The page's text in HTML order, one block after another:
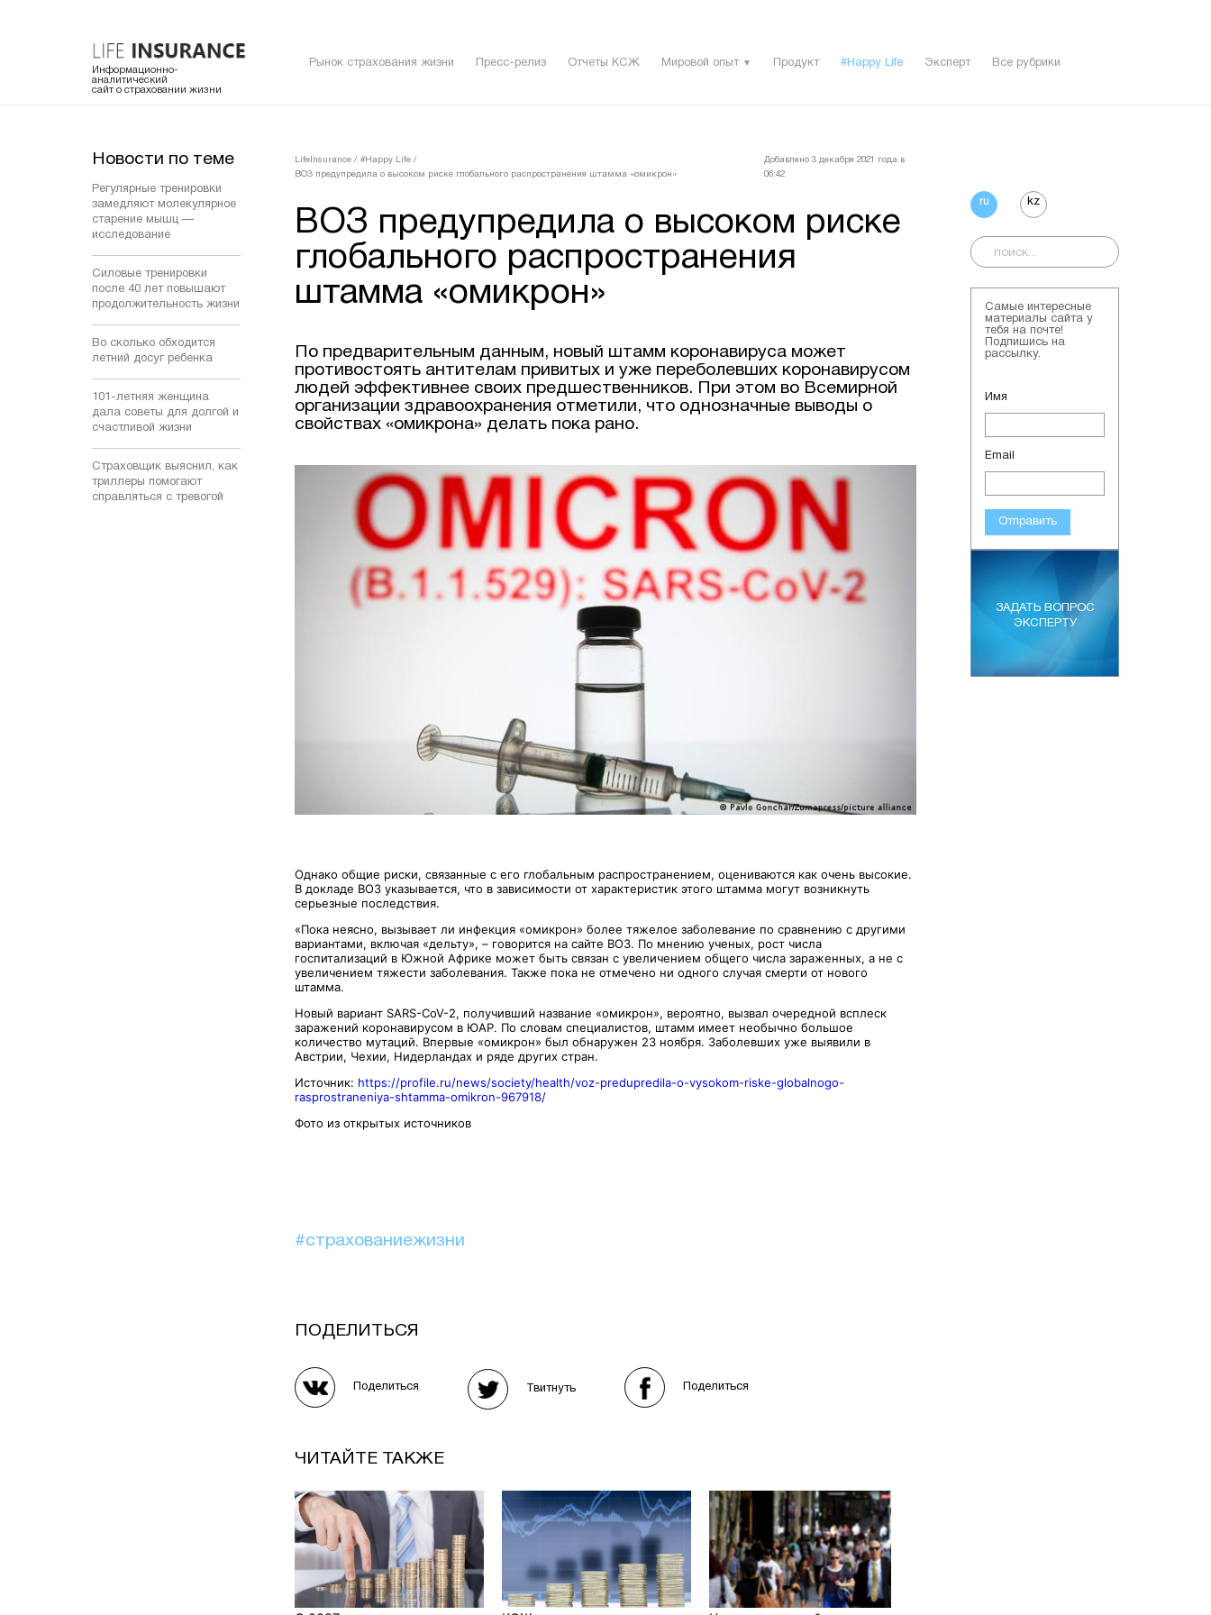
Информационно-
аналитический
сайт о страховании жизни
Рынок страхования жизни Пресс-релиз Отчеты КСЖ Мировой опыт ▼ Продукт #Happy Life Эксперт Все рубрики
Новости по теме
Регулярные тренировки
замедляют молекулярное
старение мышц —
исследование
Силовые тренировки
после 40 лет повышают
продолжительность жизни
Во сколько обходится
летний досуг ребенка
101-летняя женщина
дала советы для долгой и
счастливой жизни
Страховщик выяснил, как
триллеры помогают
справляться с тревогой
LifeInsurance / #Happy Life /
ВОЗ предупредила о высоком риске глобального распространения штамма «омикрон»
Добавлено 3 декабря 2021 года в
06:42
ВОЗ предупредила о высоком риске
глобального распространения
штамма «омикрон»
По предварительным данным, новый штамм коронавируса может
противостоять антителам привитых и уже переболевших коронавирусом
людей эффективнее своих предшественников. При этом во Всемирной
организации здравоохранения отметили, что однозначные выводы о
свойствах «омикрона» делать пока рано.
Однако общие риски, связанные с его глобальным распространением, оцениваются как очень высокие.
В докладе ВОЗ указывается, что в зависимости от характеристик этого штамма могут возникнуть
серьезные последствия.
«Пока неясно, вызывает ли инфекция «омикрон» более тяжелое заболевание по сравнению с другими
вариантами, включая «дельту», – говорится на сайте ВОЗ. По мнению ученых, рост числа
госпитализаций в Южной Африке может быть связан с увеличением общего числа зараженных, а не с
увеличением тяжести заболевания. Также пока не отмечено ни одного случая смерти от нового
штамма.
Новый вариант SARS-CoV-2, получивший название «омикрон», вероятно, вызвал очередной всплеск
заражений коронавирусом в ЮАР. По словам специалистов, штамм имеет необычно большое
количество мутаций. Впервые «омикрон» был обнаружен 23 ноября. Заболевших уже выявили в
Австрии, Чехии, Нидерландах и ряде других стран.
Источник: https://profile.ru/news/society/health/voz-predupredila-o-vysokom-riske-globalnogo-
rasprostraneniya-shtamma-omikron-967918/
Фото из открытых источников
#страхованиежизни
ПОДЕЛИТЬСЯ
Поделиться Твитнуть Поделиться
ЧИТАЙТЕ ТАКЖЕ
ru kz
Самые интересные
материалы сайта у
тебя на почте!
Подпишись на
рассылку.
Имя
Email
Отправить
ЗАДАТЬ ВОПРОС
ЭКСПЕРТУ